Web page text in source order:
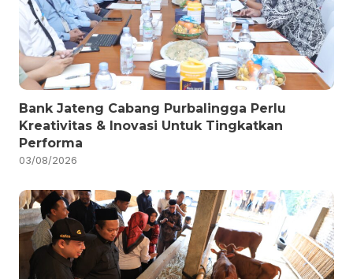
Bank Jateng Cabang Purbalingga Perlu
Kreativitas & Inovasi Untuk Tingkatkan
Performa
03/08/2026